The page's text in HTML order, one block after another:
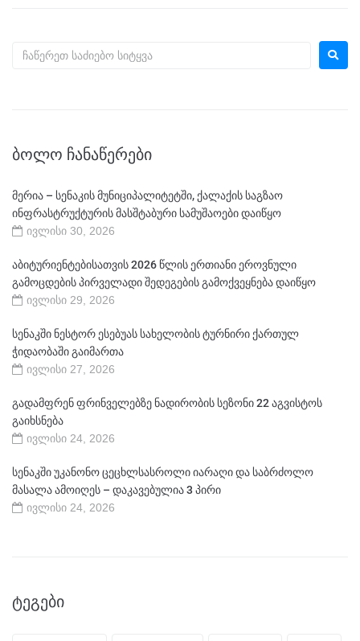
ᲑᲝᲚᲝ ᲩᲐᲜᲐᲬᲔᲠᲔᲑᲘ
მერია – სენაკის მუნიციპალიტეტში, ქალაქის საგზაო
ინფრასტრუქტურის მასშტაბური სამუშაოები დაიწყო
ივლისი 30, 2026
აბიტურიენტებისათვის 2026 წლის ერთიანი ეროვნული
გამოცდების პირველადი შედეგების გამოქვეყნება დაიწყო
ივლისი 29, 2026
სენაკში ნესტორ ესებუას სახელობის ტურნირი ქართულ
ჭიდაობაში გაიმართა
ივლისი 27, 2026
გადამფრენ ფრინველებზე ნადირობის სეზონი 22 აგვისტოს
გაიხსნება
ივლისი 24, 2026
სენაკში უკანონო ცეცხლსასროლი იარაღი და საბრძოლო
მასალა ამოიღეს – დაკავებულია 3 პირი
ივლისი 24, 2026
ᲢᲔᲒᲔᲑᲘ